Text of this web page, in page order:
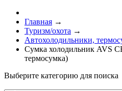
Главная →
Туризм/охота →
Автохолодильники,
Сумка холодильник AVS
термосумка)
Выберите категорию для поиска